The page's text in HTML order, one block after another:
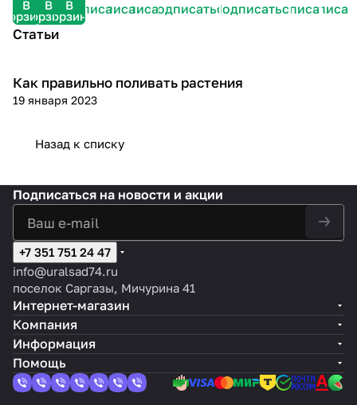
В
корзину
В
корзину
В
корзину
Подписаться
Подписаться
ПодписатьсяПодписатьсяПодписатьсяПодписаться
Статьи
Посадка и уход
Как правильно поливать растения
19 января 2023
Назад к списку
Подписаться на новости и акции
+7 351 751 24 47
info@uralsad74.ru
поселок Саргазы, Мичурина 41
Интернет-магазин
Компания
Информация
Помощь